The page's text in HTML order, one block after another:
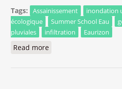
Tags:
Assainissement inondation
écologique
Summer School Eau
pluviales
infiltration Eaurizon
Read more